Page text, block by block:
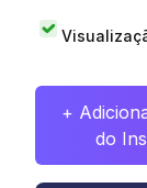
+
do